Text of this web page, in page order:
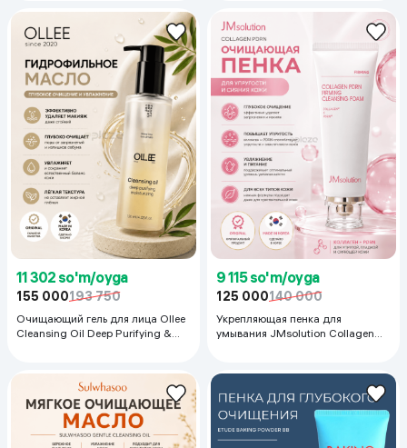
11 302 so'm/oyga
155 000193 750
Очищающий гель для лица Ollee
Cleansing Oil Deep Purifying &
9 115 so'm/oyga
125 000140 000
Укрепляющая пенка для
умывания JMsolution Collagen